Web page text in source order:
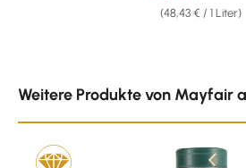
(48,43 € / 1 Liter)
Weitere Produkte von Mayfair